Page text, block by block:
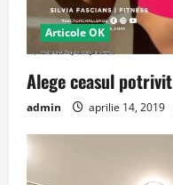
Articole OK
Alege ceasul potrivit
admin aprilie 14, 2019